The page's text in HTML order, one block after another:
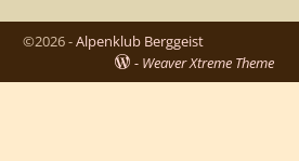
©2026 -Alpenklub Berggeist
- Weaver Xtreme Theme